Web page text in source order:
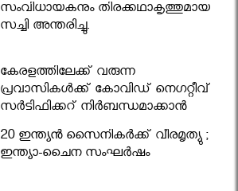
സംവിധായകനും തിരക്കഥാകൃത്തുമായ
സച്ചി അന്തരിച്ചു.
കേരളത്തിലേക്ക് വരുന്ന
പ്രവാസികള്‍ക്ക് കോവിഡ് നെഗറ്റീവ്
സര്‍ട്ടിഫിക്കറ്റ് നിർബന്ധമാക്കാൻ
മന്ത്രിസഭ
20 ഇന്ത്യൻ സൈനികർക്ക് വീരമൃത്യു ;
ഇന്ത്യാ-ചൈന സംഘർഷം